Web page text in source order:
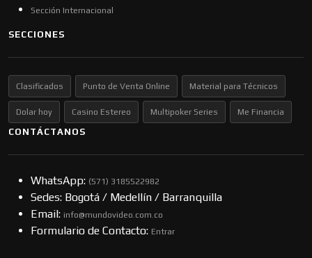
Sección Internacional
SECCIONES
Clasificados Punto de Venta Online Material para Técnicos
Dolar hoy Casino Estereo Multipoker Series Me Financia
CONTÁCTANOS
WhatsApp: (57​​1) 3185522982
Sedes: Bogotá / Medellín / Barranquilla
Email: info@mundovideo.com.co
Formulario de Contacto: Entrar